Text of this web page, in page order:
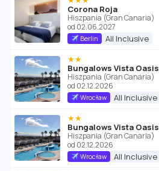
Corona Roja
Hiszpania (Gran Canaria)
od 02.06.2027
Berlin All Inclusive
★★
Bungalows Vista Oasis
Hiszpania (Gran Canaria)
od 02.12.2026
Wrocław All Inclusive
★★
Bungalows Vista Oasis
Hiszpania (Gran Canaria)
od 02.12.2026
Wrocław All Inclusive